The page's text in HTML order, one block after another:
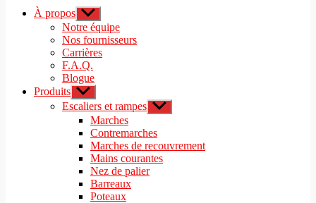
À propos Afficher
le
sous-
menu
Notre équipe
Nos fournisseurs
Carrières
F.A.Q.
Blogue
Produits Afficher
le
sous-
menu
Escaliers et rampes Afficher
le
menu
Marches
Contremarches
Marches de recouvrement
Mains courantes
Nez de palier
Barreaux
Poteaux